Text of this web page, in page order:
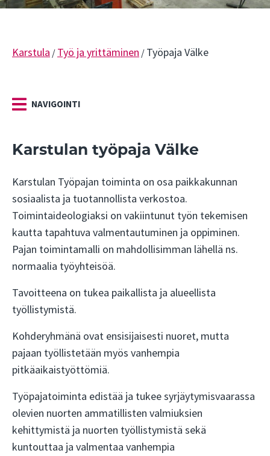
Karstula /Työ ja yrittäminen /Työpaja Välke
NAVIGOINTI
Karstulan työpaja Välke
Karstulan Työpajan toiminta on osa paikkakunnan
sosiaalista ja tuotannollista verkostoa.
Toimintaideologiaksi on vakiintunut työn tekemisen
kautta tapahtuva valmentautuminen ja oppiminen.
Pajan toimintamalli on mahdollisimman lähellä ns.
normaalia työyhteisöä.
Tavoitteena on tukea paikallista ja alueellista
työllistymistä.
Kohderyhmänä ovat ensisijaisesti nuoret, mutta
pajaan työllistetään myös vanhempia
pitkäaikaistyöttömiä.
Työpajatoiminta edistää ja tukee syrjäytymisvaarassa
olevien nuorten ammatillisten valmiuksien
kehittymistä ja nuorten työllistymistä sekä
kuntouttaa ja valmentaa vanhempia